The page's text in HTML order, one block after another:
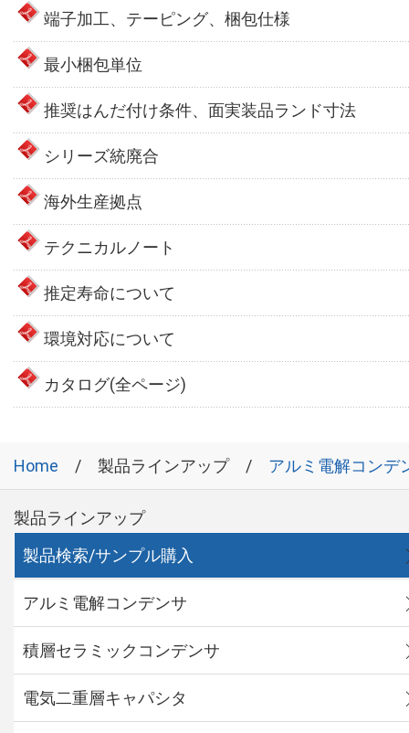
端子加工、テーピング、梱包仕様
最小梱包単位
推奨はんだ付け条件、面実装品ランド寸法
シリーズ統廃合
海外生産拠点
テクニカルノート
推定寿命について
環境対応について
カタログ(全ページ)
Home 製品ラインアップ アルミ電解コンデ
製品ラインアップ
製品検索/サンプル購入
アルミ電解コンデンサ
積層セラミックコンデンサ
電気二重層キャパシタ